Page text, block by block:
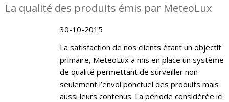
La qualité des produits émis par MeteoLux
30-10-2015
La satisfaction de nos clients étant un objectif
primaire, MeteoLux a mis en place un système
de qualité permettant de surveiller non
seulement l’envoi ponctuel des produits mais
aussi leurs contenus. La période considérée ici